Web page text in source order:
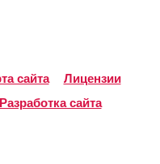
сайта
Лицензии
Разработка сайта